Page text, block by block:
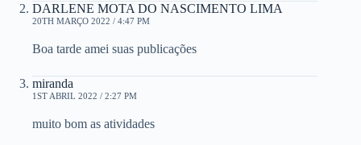
DARLENE MOTA DO NASCIMENTO LIMA
20TH MARÇO 2022 / 4:47 PM
Boa tarde amei suas publicações
miranda
1ST ABRIL 2022 / 2:27 PM
muito bom as atividades